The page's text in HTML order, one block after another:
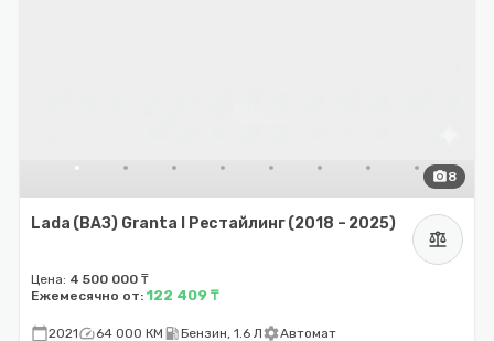
photo_camera8
Lada (ВАЗ) Granta I Рестайлинг (2018 – 2025)
balance
Цена: 4 500 000 ₸
Ежемесячно от: 122 409 ₸
calendar_today2021speed64 000 КМ local_gas_stationБензин, 1.6 ЛsettingsАвтомат